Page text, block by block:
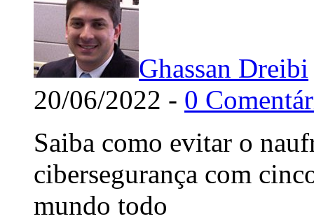
Ghassan Dreibi
20/06/2022 - 0
Saiba como evitar o
cibersegurança com
mundo todo